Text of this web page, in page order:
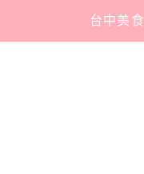
content
台中美食